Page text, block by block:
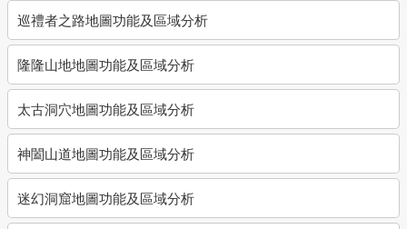
巡禮者之路地圖功能及區域分析
隆隆山地地圖功能及區域分析
太古洞穴地圖功能及區域分析
神闔山道地圖功能及區域分析
迷幻洞窟地圖功能及區域分析